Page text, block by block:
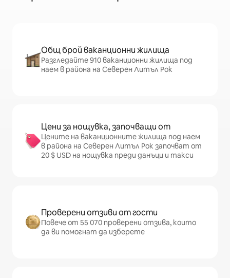
Общ брой ваканционни жилища
Разгледайте 910 ваканционни жилища под
наем в района на Северен Литъл Рок
Цени за нощувка, започващи от
Цените на ваканционните жилища под наем
в района на Северен Литъл Рок започват от
20 $ USD на нощувка преди данъци и такси
Проверени отзиви от гости
Повече от 55 070 проверени отзива, които
да ви помогнат да изберете